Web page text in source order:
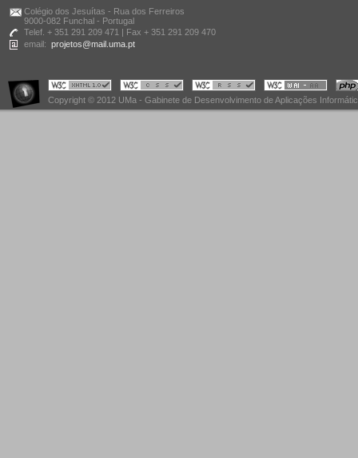
Colégio dos Jesuítas - Rua dos Ferreiros
9000-082 Funchal - Portugal
Telef. + 351 291 209 471 | Fax + 351 291 209 470
email: projetos@mail.uma.pt
Copyright © 2012 UMa - Gabinete de Desenvolvimento de Aplicações